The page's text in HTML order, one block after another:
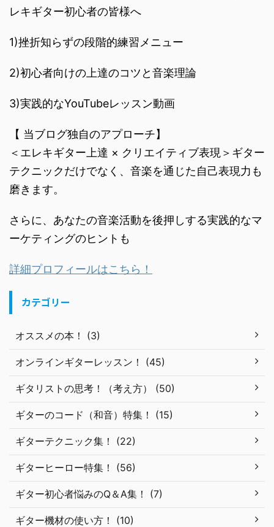
レキギター初心者の皆様へ
1)挫折知らずの段階的練習メニュー
2)初心者向けの上達のコツと音楽理論
3)実践的なYouTubeレッスン動画
【 当ブログ独自のアプローチ】
＜エレキギター上達 × クリエイティブ表現＞ギター
テクニックだけでなく、音楽を通じた自己表現力も
磨きます。
さらに、あなたの音楽活動を後押しする実践的なマ
ーケティングのヒントも
詳細プロフィールはこちら！
カテゴリー
オススメの本！ (3)
オンラインギターレッスン！ (45)
ギタリストの思考！（考え方） (50)
ギターのコード（和音）特集！ (15)
ギターテクニック集！ (22)
ギターヒーロー特集！ (56)
ギター初心者悩みのQ＆A集！ (7)
ギター機材の使い方！ (10)